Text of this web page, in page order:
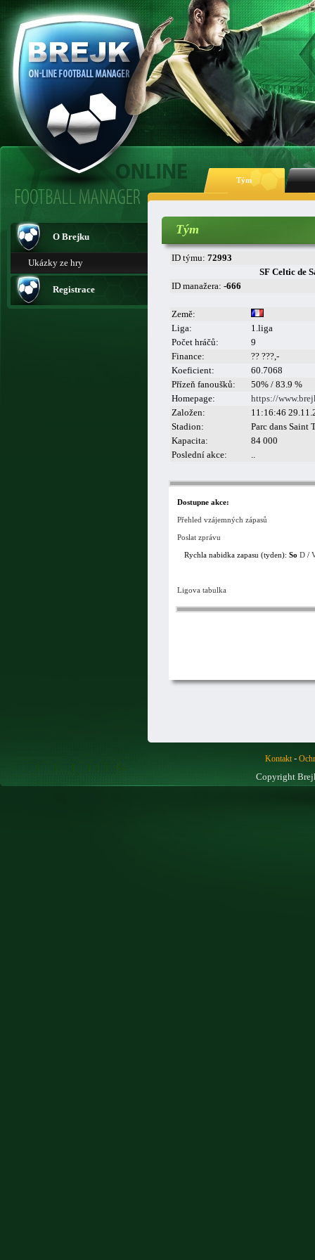
Tým
O Brejku
Ukázky ze hry
Registrace
Tým
ID týmu: 72993
SF Celtic de
ID manažera: -666
Země:
Liga:
1.liga
Počet hráčů:
9
Finance:
?? ???,-
Koeficient:
60.7068
Přízeň fanoušků:
50% / 83.9 %
Homepage:
https://
Založen:
11:16:46
Stadion:
Parc dans Saint
Kapacita:
84 000
Poslední akce:
..
Dostupne akce:
Přehled vzájemných zápasů
Poslat zprávu
Rychla nabidka zapasu (tyden):So D /
Ligova tabulka
Kontakt-
Copyright